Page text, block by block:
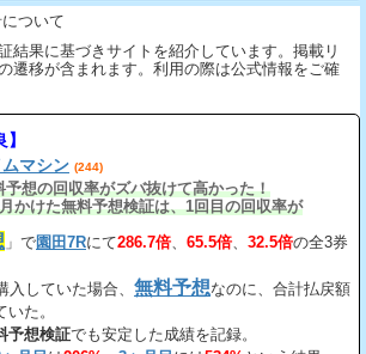
ついて
結果に基づきサイトを紹介しています。掲載リ
遷移が含まれます。利用の際は公式情報をご確
】
マシン (244)
予想の回収率がズバ抜けて高かった！
かけた無料予想検証は、1回目の回収率が
」で園田7Rにて286.7倍、 65.5倍、 32.5倍の全3券
していた場合、 無料予想なのに、合計払戻額
いた。
予想検証でも安定した成績を記録。